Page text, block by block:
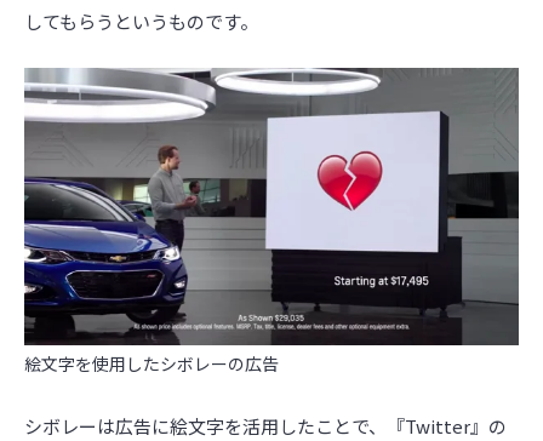
してもらうというものです。
絵文字を使用したシボレーの広告
シボレーは広告に絵文字を活用したことで、『Twitter』の